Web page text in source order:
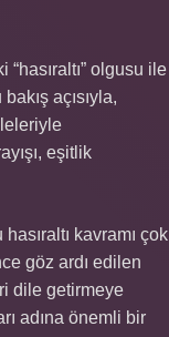
olgusu ile
açısıyla,
eşitlik
kavramı çok
göz ardı edilen
dile getirmeye
adına önemli bir